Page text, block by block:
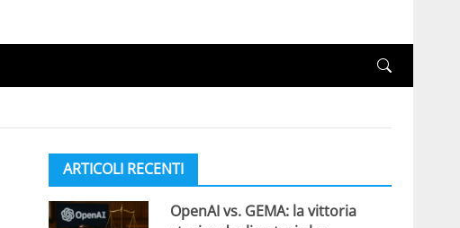
ARTICOLI RECENTI
OpenAI vs. GEMA: la vittoria